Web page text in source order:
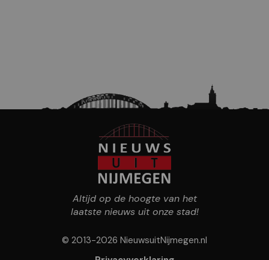
Altijd op de hoogte van het
laatste nieuws uit onze stad!
© 2013-2026 NieuwsuitNijmegen.nl